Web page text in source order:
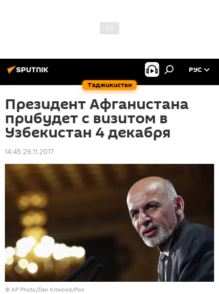
Таджикистан
РУС
Президент Афганистана
прибудет с визитом в
Узбекистан 4 декабря
14:45 29.11.2017
© AP Photo/Dan Kitwood/Poo